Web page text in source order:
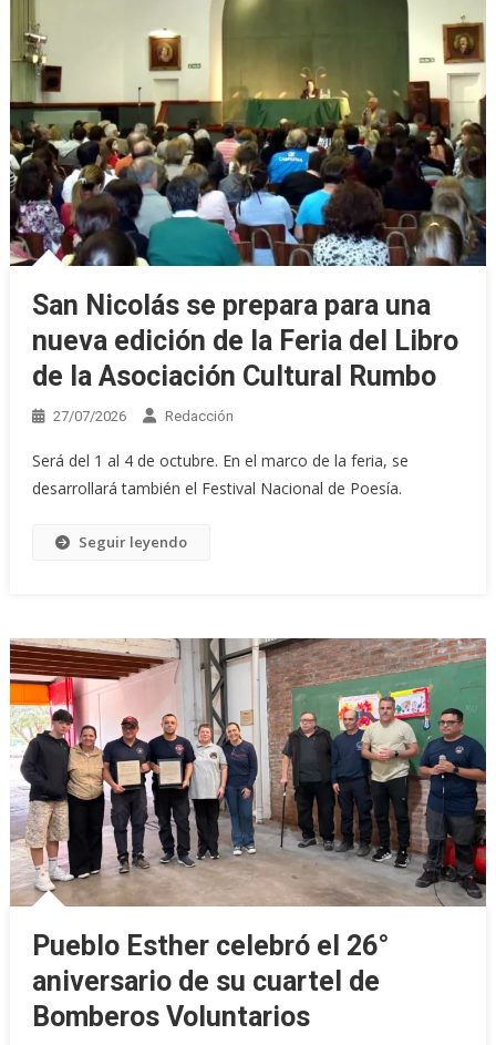
San Nicolás se prepara para una
nueva edición de la Feria del Libro
de la Asociación Cultural Rumbo
27/07/2026 Redacción
Será del 1 al 4 de octubre. En el marco de la feria, se
desarrollará también el Festival Nacional de Poesía.
Seguir leyendo
Pueblo Esther celebró el 26°
aniversario de su cuartel de
Bomberos Voluntarios